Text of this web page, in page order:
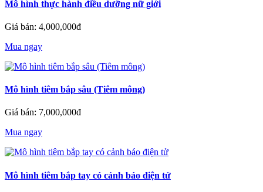
Mô hình thực hành điều dưỡng nữ giới
Giá bán: 4,000,000đ
Mua ngay
Mô hình tiêm bắp sâu (Tiêm mông)
Giá bán: 7,000,000đ
Mua ngay
Mô hình tiêm bắp tay có cảnh báo điện tử